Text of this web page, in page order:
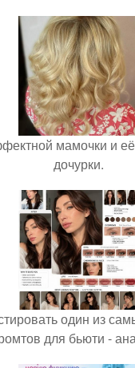
мамочки и
дочурки.
один из
для бьюти -